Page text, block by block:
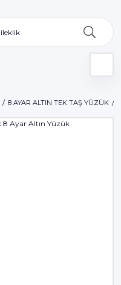
8 AYAR ALTIN TEK TAŞ YÜZÜK